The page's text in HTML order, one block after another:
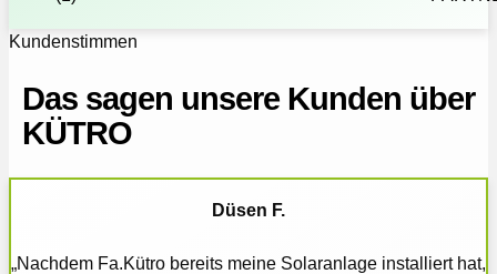
Kundenstimmen
Das sagen unsere Kunden über
KÜTRO
Düsen F.
„Nachdem Fa.Kütro bereits meine Solaranlage installiert hat,